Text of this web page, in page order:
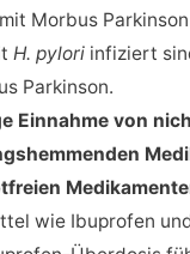
Morbus
H. pylori infiziert
Parkinson.
Einnahme von
wie Ibuprofen